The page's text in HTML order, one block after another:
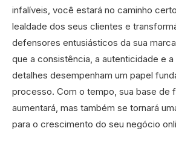
infalíveis, você estará no caminho
lealdade dos seus clientes e
defensores entusiásticos da sua
que a consistência, a autenticidade e
detalhes desempenham um papel
processo. Com o tempo, sua base de
aumentará, mas também se tornará
para o crescimento do seu negócio